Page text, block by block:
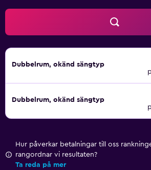
Dubbelrum, okänd sängtyp
Dubbelrum, okänd sängtyp
Hur påverkar betalningar till oss
rangordnar vi resultaten?
Ta reda på mer